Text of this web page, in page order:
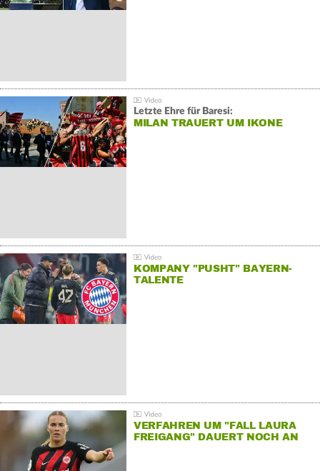
Letzte Ehre für Baresi:
MILAN TRAUERT UM IKONE
KOMPANY "PUSHT" BAYERN-
TALENTE
VERFAHREN UM "FALL LAURA
FREIGANG" DAUERT NOCH AN